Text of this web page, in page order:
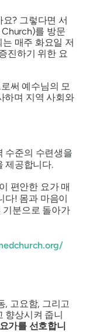
? 그렇다면 서
를 방문
매주 화요일 저
진하기 위한 요
써 예수님의 모
하며 지역 사회와
수준의 수련생을
제공합니다.
편안한 요가 매
다! 몸과 마음이
기분으로 돌아가
, 고요함, 그리고
향상시켜 줍니
가를 선호합니